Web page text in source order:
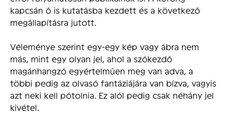
kapcsán ő is kutatásba kezdett és a következő
megállapításra jutott.
Véleménye szerint egy-egy kép vagy ábra nem
más, mint egy olyan jel, ahol a szókezdő
magánhangzó egyértelműen meg van adva, a
többi pedig az olvasó fantáziájára van bízva, vagyis
azt neki kell pótolnia. Ez alól pedig csak néhány jel
kivétel.